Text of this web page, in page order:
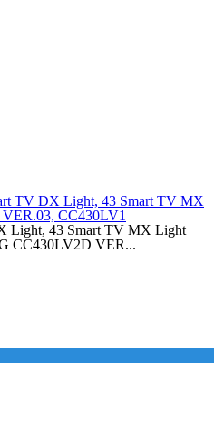
TV DX Light, 43 Smart TV MX
CC430LV1
Light, 43 Smart TV MX Light
CC430LV2D VER...